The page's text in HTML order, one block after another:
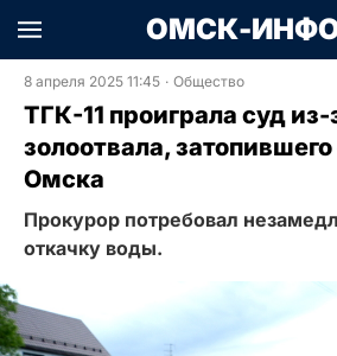
ОМСК-
8 апреля 2025 11:45 · Общество
ТГК-11 проиграла суд из-
золоотвала,
Омска
Прокурор потребовал
откачку воды.​